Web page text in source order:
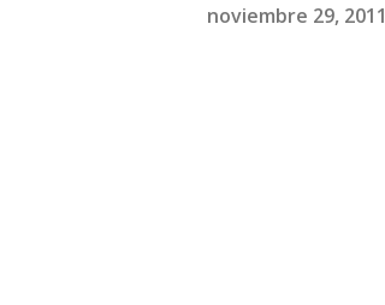
noviembre 29, 2011